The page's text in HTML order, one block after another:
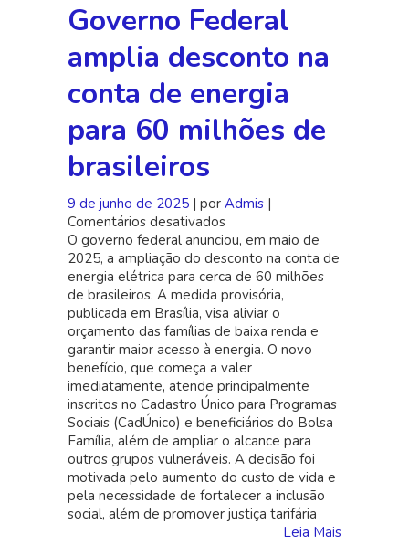
Governo Federal
amplia desconto na
conta de energia
para 60 milhões de
brasileiros
9 de junho de 2025 | por Admis |
Comentários desativados
Governo
Federal
amplia
desconto
na
conta
de
energia
para
60
milhões
de
brasileiros
O governo federal anunciou, em maio de
2025, a ampliação do desconto na conta de
energia elétrica para cerca de 60 milhões
de brasileiros. A medida provisória,
publicada em Brasília, visa aliviar o
orçamento das famílias de baixa renda e
garantir maior acesso à energia. O novo
benefício, que começa a valer
imediatamente, atende principalmente
inscritos no Cadastro Único para Programas
Sociais (CadÚnico) e beneficiários do Bolsa
Família, além de ampliar o alcance para
outros grupos vulneráveis. A decisão foi
motivada pelo aumento do custo de vida e
pela necessidade de fortalecer a inclusão
social, além de promover justiça tarifária
Leia Mais